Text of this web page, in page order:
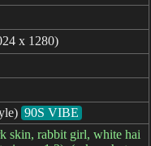
x 1280)
90S VIBE
skin, rabbit girl, white hai